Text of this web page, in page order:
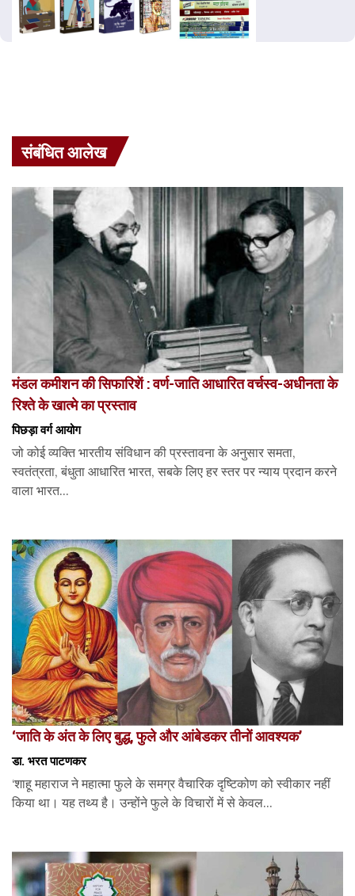
संबंधित आलेख
मंडल कमीशन की सिफारिशें : वर्ण-जाति आधारित वर्चस्व-अधीनता के
रिश्ते के खात्मे का प्रस्ताव
पिछड़ा वर्ग आयोग
जो कोई व्यक्ति भारतीय संविधान की प्रस्तावना के अनुसार समता,
स्वतंत्रता, बंधुता आधारित भारत, सबके लिए हर स्तर पर न्याय प्रदान करने
वाला भारत...
‘जाति के अंत के लिए बुद्ध, फुले और आंबेडकर तीनों आवश्यक’
डा. भरत पाटणकर
‘शाहू महाराज ने महात्मा फुले के समग्र वैचारिक दृष्टिकोण को स्वीकार नहीं
किया था। यह तथ्य है। उन्होंने फुले के विचारों में से केवल...